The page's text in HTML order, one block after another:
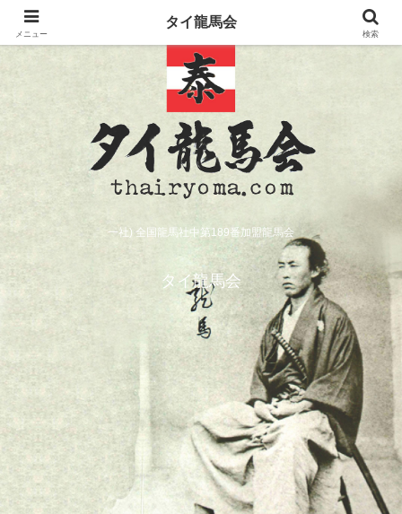
一社) 全国龍馬社中第189番加盟龍馬会
タイ龍馬会
メニュー
タイ龍馬会
検索